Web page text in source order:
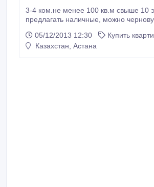
3-4 ком.не менее 100 кв.м свыше 10
предлагать наличные, можно
05/12/2013 12:30
Купить
Казахстан, Астана